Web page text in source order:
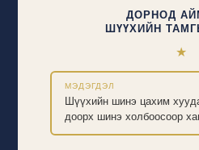
ДОРНОД
ШҮҮХИЙН
★
МЭДЭГДЭЛ
Шүүхийн шинэ цахим
доорх шинэ холбоосоор